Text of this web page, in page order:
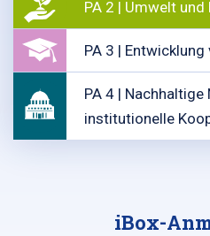
PA 2 | Umwelt und
PA 3 |
PA 4 |
institutionelle
iBox-